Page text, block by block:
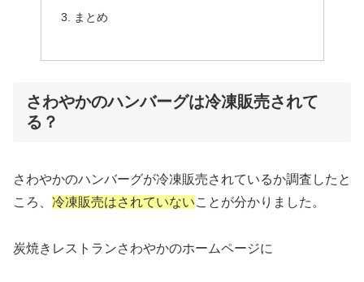
まとめ
さわやかのハンバーグは冷凍販売されて
る？
さわやかのハンバーグが冷凍販売されているか調査したと
ころ、 冷凍販売はされていないことが分かりました。
炭焼きレストランさわやかのホームページに